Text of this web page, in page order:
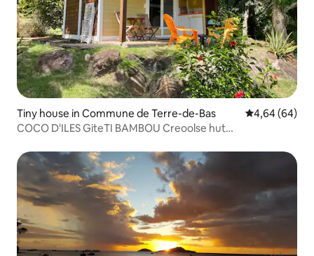
Tiny house in Commune de Terre-de-Bas Gemiddelde
4,64 (64)
COCO D'ILES GiteTI BAMBOU Creoolse hut